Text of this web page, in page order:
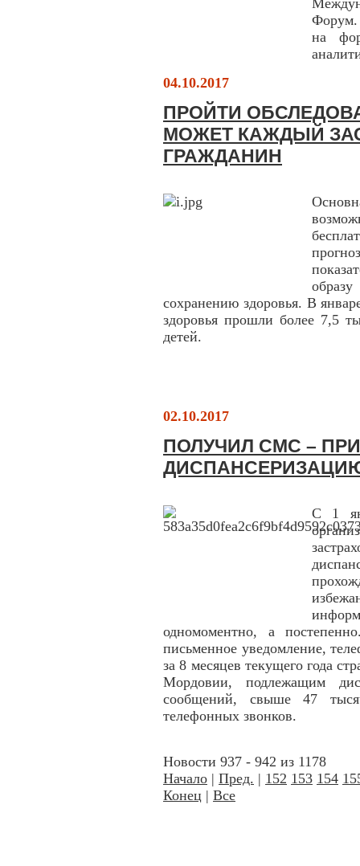
Форум.
на
04.10.2017
ПРОЙТИ
МОЖЕТ КАЖДЫЙ
ГРАЖДАНИН
сохранению здоровья. В
здоровья прошли более 7,5
детей.
02.10.2017
ПОЛУЧИЛ СМС –
С 1
одномоментно, а
письменное уведомление,
за 8 месяцев текущего года
Мордовии, подлежащим
сообщений, свыше 47
телефонных звонков.
Новости 937 - 942 из 1178
Начало | Пред. | 152 153 154
Конец | Все